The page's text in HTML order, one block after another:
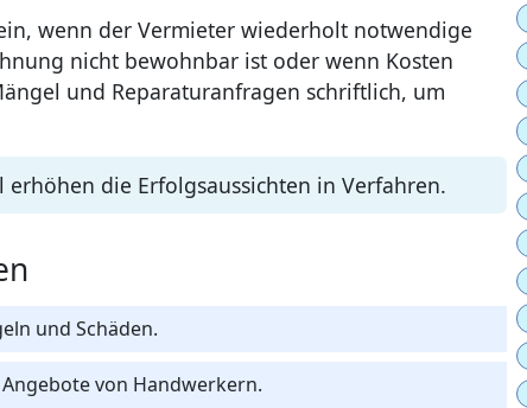
wenn der Vermieter wiederholt notwendige
nicht bewohnbar ist oder wenn Kosten
und Reparaturanfragen schriftlich, um
die Erfolgsaussichten in Verfahren.
und Schäden.
von Handwerkern.